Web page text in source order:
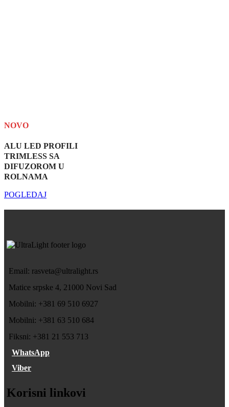
NOVO
ALU LED PROFILI
TRIMLESS SA
DIFUZOROM U
ROLNAMA
POGLEDAJ
Email: rasveta@ultralight.rs
Matice srpske 4, 21000 Novi Sad
Mobilni: +381 69 510 6927
Mobilni: +381 63 510 684
Fiksni: +381 21 553 713
WhatsApp
Viber
Korisni linkovi